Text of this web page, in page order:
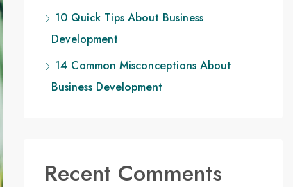
10 Quick Tips About Business
Development
14 Common Misconceptions About
Business Development
Recent Comments